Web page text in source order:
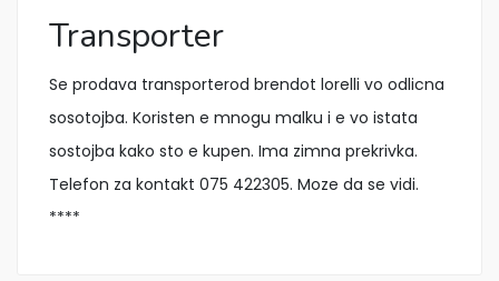
Transporter
Se prodava transporterod brendot lorelli vo odlicna
sosotojba. Koristen e mnogu malku i e vo istata
sostojba kako sto e kupen. Ima zimna prekrivka.
Telefon za kontakt 075 422305. Moze da se vidi.
****